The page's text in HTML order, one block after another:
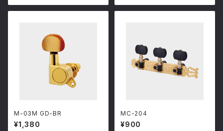
M-03M GD-BR
¥1,380
MC-204
¥900